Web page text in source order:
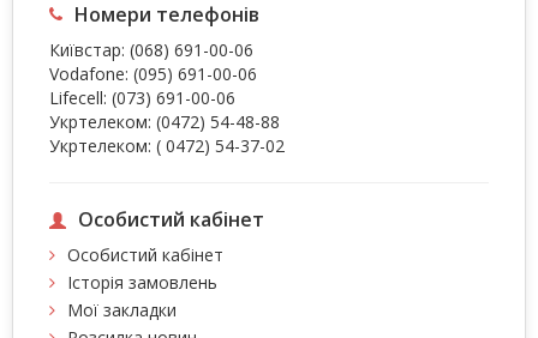
Номери телефонів
Київстар: (068) 691-00-06
Vodafone: (095) 691-00-06
Lifecell: (073) 691-00-06
Укртелеком: (0472) 54-48-88
Укртелеком: ( 0472) 54-37-02
Особистий кабінет
Особистий кабінет
Історія замовлень
Мої закладки